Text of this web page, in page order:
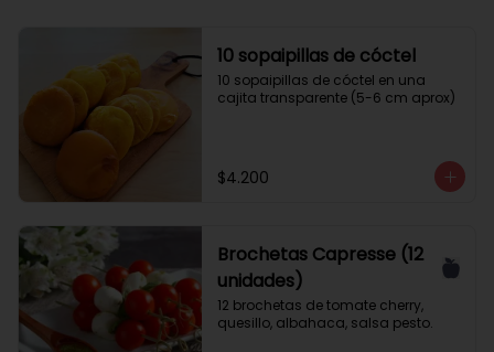
10 sopaipillas de cóctel
10 sopaipillas de cóctel en una
cajita transparente (5-6 cm aprox)
$4.200
Brochetas Capresse (12
unidades)
12 brochetas de tomate cherry,
quesillo, albahaca, salsa pesto.